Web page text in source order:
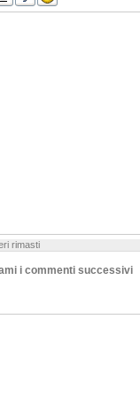
rimasti
i commenti successivi